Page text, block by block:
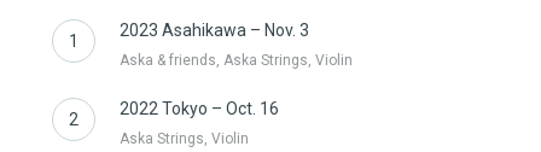
1
2023 Asahikawa – Nov. 3
Aska & friends, Aska Strings, Violin
2
2022 Tokyo – Oct. 16
Aska Strings, Violin